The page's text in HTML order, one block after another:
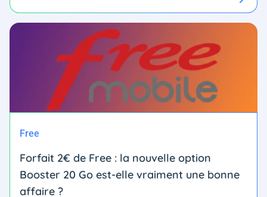
Free
Forfait 2€ de Free : la nouvelle option
Booster 20 Go est-elle vraiment une bonne
affaire ?